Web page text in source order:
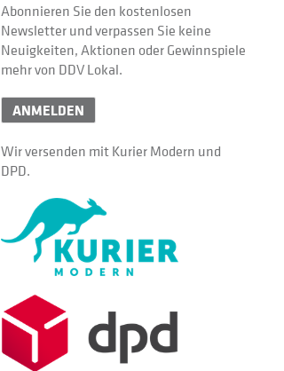
Abonnieren Sie den kostenlosen
Newsletter und verpassen Sie keine
Neuigkeiten, Aktionen oder Gewinnspiele
mehr von DDV Lokal.
ANMELDEN
Wir versenden mit Kurier Modern und
DPD.